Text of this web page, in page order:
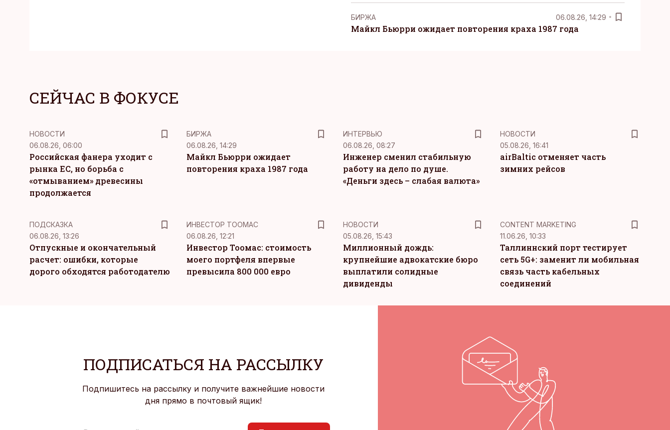
БИРЖА 06.08.26, 14:29
Майкл Бьюрри ожидает повторения краха 1987 года
СЕЙЧАС В ФОКУСЕ
НОВОСТИ
06.08.26, 06:00
Российская фанера уходит с
рынка ЕС, но борьба с
«отмыванием» древесины
продолжается
БИРЖА
06.08.26, 14:29
Майкл Бьюрри ожидает
повторения краха 1987 года
ИНТЕРВЬЮ
06.08.26, 08:27
Инженер сменил стабильную
работу на дело по душе.
«Деньги здесь – слабая валюта»
НОВОСТИ
05.08.26, 16:41
airBaltic отменяет часть
зимних рейсов
ПОДСКАЗКА
06.08.26, 13:26
Отпускные и окончательный
расчет: ошибки, которые
дорого обходятся работодателю
ИНВЕСТОР ТООМАС
06.08.26, 12:21
Инвестор Тоомас: стоимость
моего портфеля впервые
превысила 800 000 евро
НОВОСТИ
05.08.26, 15:43
Миллионный дождь:
крупнейшие адвокатские бюро
выплатили солидные
дивиденды
KM
CONTENT MARKETING
11.06.26, 10:33
Таллиннский порт тестирует
сеть 5G+: заменит ли мобильная
связь часть кабельных
соединений
ПОДПИСАТЬСЯ НА РАССЫЛКУ
Подпишитесь на рассылку и получите важнейшие новости
дня прямо в почтовый ящик!